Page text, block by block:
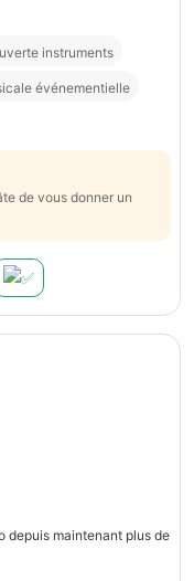
instruments
événementielle
de vous donner un
depuis maintenant plus de